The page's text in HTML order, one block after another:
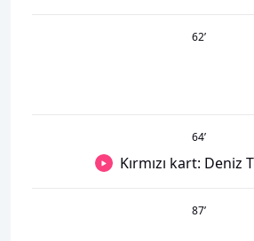
62’
64’
Kırmızı kart: Deniz
87’